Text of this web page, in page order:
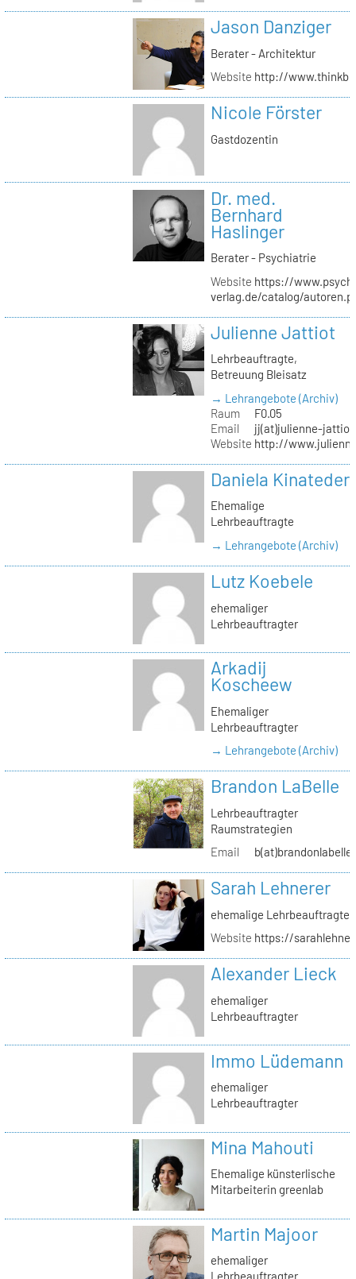
Jason Danziger
Berater - Architektur
Website http://
Nicole Förster
Gastdozentin
Dr. med.
Bernhard
Haslinger
Berater - Psychiatrie
Website https://
verlag.de/catalog/
Julienne Jattiot
Lehrbeauftragte,
Betreuung Bleisatz
→ Lehrangebote (Archiv)
Raum
F0.05
Email
jj(at)julienne-
Website http://
Daniela Kinateder
Ehemalige
Lehrbeauftragte
→ Lehrangebote (Archiv)
Lutz Koebele
ehemaliger
Lehrbeauftragter
Arkadij
Koscheew
Ehemaliger
Lehrbeauftragter
→ Lehrangebote (Archiv)
Brandon LaBelle
Lehrbeauftragter
Raumstrategien
Email
Sarah Lehnerer
ehemalige Lehrbeauftragte
Website https://
Alexander Lieck
ehemaliger
Lehrbeauftragter
Immo Lüdemann
ehemaliger
Lehrbeauftragter
Mina Mahouti
Ehemalige künsterlische
Mitarbeiterin greenlab
Martin Majoor
ehemaliger